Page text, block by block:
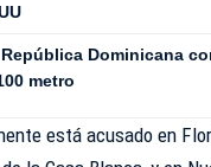
República Dominicana
metro
está acusado en